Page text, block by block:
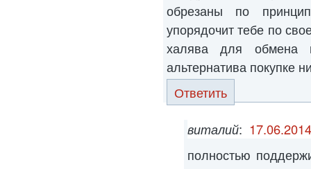
обрезаны по
упорядочит тебе по
халява для обмена
альтернатива покупке
Ответить
виталий:
полностью